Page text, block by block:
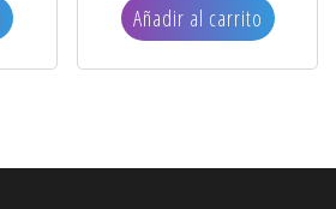
Añadir al carrito